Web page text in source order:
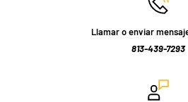
Llamar o enviar
813-439-7293